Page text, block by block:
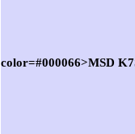
color=#000066>MSD